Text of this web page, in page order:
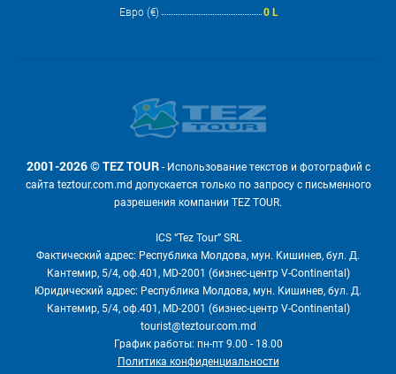
Евро (€)
0 L
2001-2026 © TEZ TOUR- Использование текстов и фотографий с
сайта teztour.com.md допускается только по запросу с письменного
разрешения компании TEZ TOUR.
ICS “Tez Tour” SRL
Фактический адрес: Республика Молдова, мун. Кишинев, бул. Д.
Кантемир, 5/4, оф.401, MD-2001 (бизнес-центр V-Continental)
Юридический адрес: Республика Молдова, мун. Кишинев, бул. Д.
Кантемир, 5/4, оф.401, MD-2001 (бизнес-центр V-Continental)
tourist@teztour.com.md
График работы: пн-пт 9.00 - 18.00
Политика конфиденциальности